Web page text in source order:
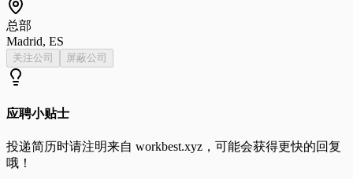
总部
Madrid, ES
关注公司 屏蔽公司
应聘小贴士
投递简历时请注明来自 workbest.xyz ，可能会获得更快的回复
哦！